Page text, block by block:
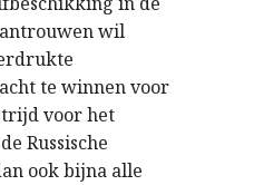
wil
te winnen voor
voor het
Russische
ook bijna alle